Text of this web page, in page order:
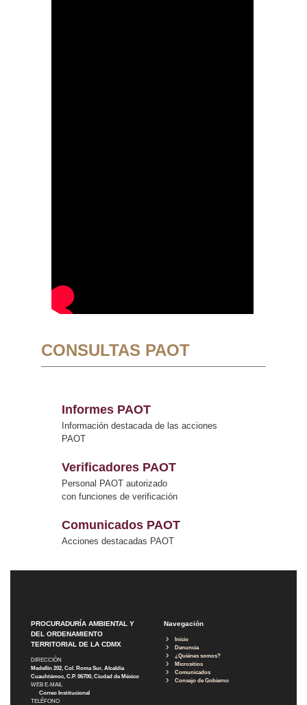
CONSULTAS PAOT
Informes PAOT
Información destacada de las acciones
PAOT
Verificadores PAOT
Personal PAOT autorizado
con funciones de verificación
Comunicados PAOT
Acciones destacadas PAOT
PROCURADURÍA AMBIENTAL Y
DEL ORDENAMIENTO
TERRITORIAL DE LA CDMX
DIRECCIÓN
Medellín 202, Col. Roma Sur, Alcaldía
Cuauhtémoc, C.P. 06700, Ciudad de México
WEB E-MAIL
Correo Institucional
TELÉFONO
Navegación
Inicio
Denuncia
¿Quiénes somos?
Micrositios
Comunicados
Consejo de Gobierno